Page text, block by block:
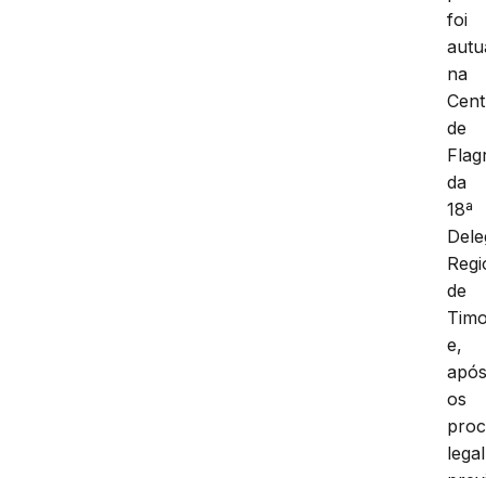
foi
na
de
da
18ª
de
e,
os